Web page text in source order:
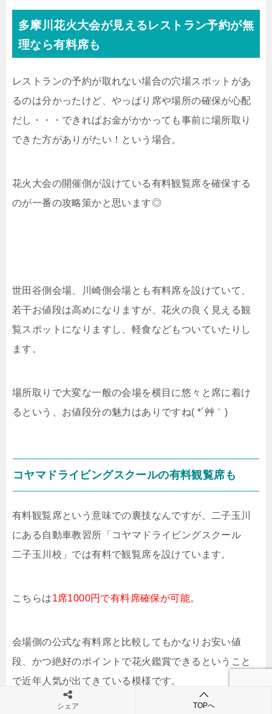
多摩川花火大会が見えるレストラン予約が無
理なら有料席も
レストランの予約が取れない場合の穴場スポットがあ
るのは分かったけど、やっぱり席や場所の確保が心配
だし・・・できればお金がかかっても事前に場所取り
できた方がありがたい！という場合。
花火大会の開催側が設けている有料観覧席を確保する
のが一番の攻略策かと思います◎
世田谷側会場、川崎側会場とも有料席を設けていて、
若干お値段は高めになりますが、花火の良く見える観
覧スポットになりますし、軽食などもついていたりし
ます。
場所取りで大変な一般の会場を横目に悠々と席に着け
るという、お値段分の魅力はありですね( *´艸｀)
コヤマドライビングスクールの有料観覧席も
有料観覧席という意味での裏技なんですが、二子玉川
にある自動車教習所「コヤマドライビングスクール
二子玉川校」では有料で観覧席を設けています。
こちらは1席1000円で有料席確保が可能。
会場側の公式な有料席と比較してもかなりお安い値
段、かつ絶好のポイントで花火鑑賞できるということ
で近年人気が出てきている模様です。
シェア TOPへ